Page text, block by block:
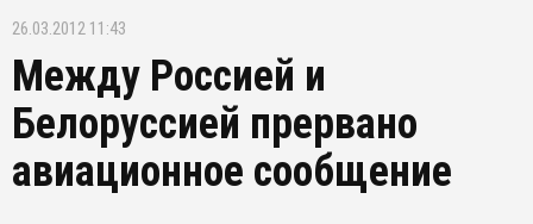
26.03.2012 11:43
Между Россией и
Белоруссией прервано
авиационное сообщение